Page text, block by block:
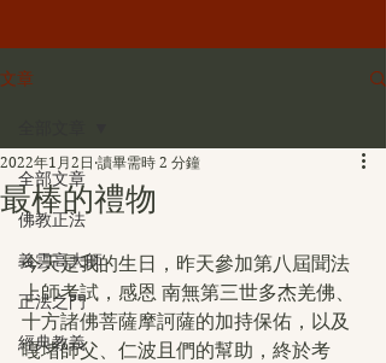
文章
全部文章
佛教正法
義雲高大師
正法之門
經典教義
最棒的禮物
2022年1月2日 讀畢需時 2 分鐘
今天是我的生日，昨天參加第八屆聞法
上師考試，感恩 南無第三世多杰羌佛、
十方諸佛菩薩摩訶薩的加持保佑，以及
嘎堵師父、仁波且們的幫助，終於考